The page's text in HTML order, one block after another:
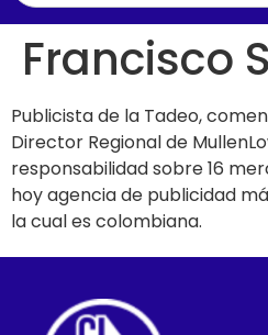
Francisco
Publicista de la Tadeo,
Director Regional de
responsabilidad sobre 16
hoy agencia de publicidad
la cual es colombiana.